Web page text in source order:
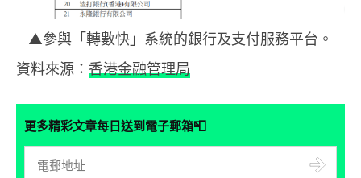
▲參與「轉數快」系統的銀行及支付服務平台。
資料來源： 香港金融管理局
更多精彩文章每日送到電子郵箱📮